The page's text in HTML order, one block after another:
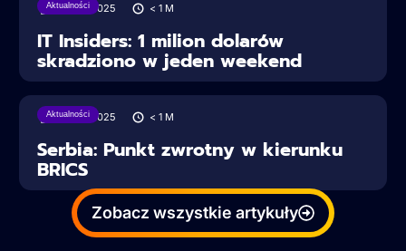
Aktualności
28/06/2025 < 1 M
IT Insiders: 1 milion dolarów
skradziono w jeden weekend
Aktualności
28/06/2025 < 1 M
Serbia: Punkt zwrotny w kierunku
BRICS
Zobacz wszystkie artykuły